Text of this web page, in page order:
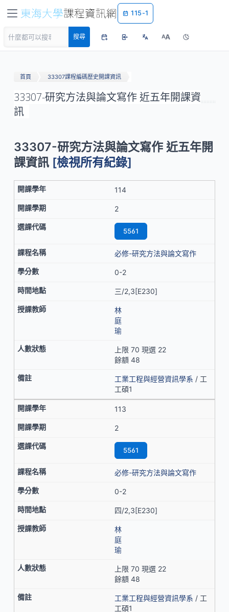
115-1
搜尋 AA
首頁 33307課程編碼歷史開課資訊
33307-研究方法與論文寫作 近五年開課資
訊
33307-研究方法與論文寫作 近五年開
課資訊 [檢視所有紀錄]
114
2
5561
必修-研究方法與論文寫作
0-2
三/2,3[E230]
林
庭
瑜
上限 70 現選 22
餘額 48
工業工程與經營資訊學系 / 工
工碩1
113
2
5561
必修-研究方法與論文寫作
0-2
四/2,3[E230]
林
庭
瑜
上限 70 現選 22
餘額 48
工業工程與經營資訊學系 / 工
工碩1